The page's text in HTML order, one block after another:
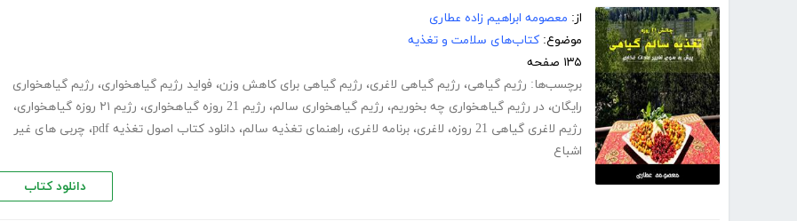
از: معصومه ابراهیم زاده عطاری
موضوع: کتاب‌های سلامت و تغذیه
۱۳۵ صفحه
برچسب‌ها: رژیم گیاهی، رژیم گیاهی لاغری، رژیم گیاهی برای کاهش وزن، فواید رژیم گیاهخواری، رژیم گیاهخواری
رایگان، در رژیم گیاهخواری چه بخوریم، رژیم گیاهخواری سالم، رژیم 21 روزه گیاهخواری ، رژیم ۲۱ روزه گیاهخواری
،
رژیم لاغری گیاهی 21 روزه
، لاغری، برنامه لاغری، راهنمای تغذیه سالم، دانلود کتاب اصول تغذیه pdf ، چربی های غیر
اشباع
دانلود کتاب